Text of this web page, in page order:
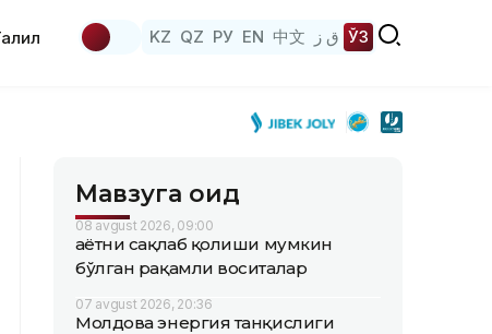
KZ QZ РУ EN 中文 ق ز ЎЗ
Мавзуга оид
08 avgust 2026, 09:00
Ҳаётни сақлаб қолиши мумкин
бўлган рақамли воситалар
07 avgust 2026, 20:36
Молдова энергия танқислиги